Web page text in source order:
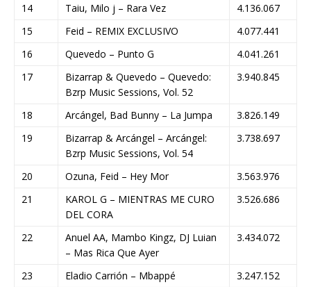
14
Taiu, Milo j – Rara Vez
4.136.067
15
Feid – REMIX EXCLUSIVO
4.077.441
16
Quevedo – Punto G
4.041.261
17
Bizarrap & Quevedo – Quevedo:
Bzrp Music Sessions, Vol. 52
3.940.845
18 Arcángel, Bad Bunny – La Jumpa
3.826.149
19
Bizarrap & Arcángel – Arcángel:
Bzrp Music Sessions, Vol. 54
3.738.697
20 Ozuna, Feid – Hey Mor
3.563.976
21
KAROL G – MIENTRAS ME CURO
DEL CORA
3.526.686
22
Anuel AA, Mambo Kingz, DJ Luian
– Mas Rica Que Ayer
3.434.072
23 Eladio Carrión – Mbappé
3.247.152